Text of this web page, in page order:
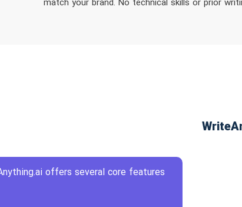
match your brand. No technical skills or prior
offers several core features: